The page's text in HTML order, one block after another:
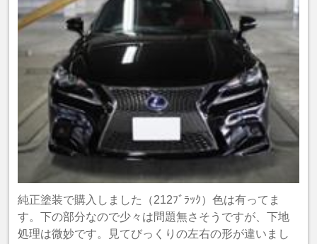
純正塗装で購入しました（212ﾌﾞﾗｯｸ）色は有ってま
す。下の部分なので少々は問題無さそうですが、下地
処理は微妙です。見てびっくりの左右の形が違いまし